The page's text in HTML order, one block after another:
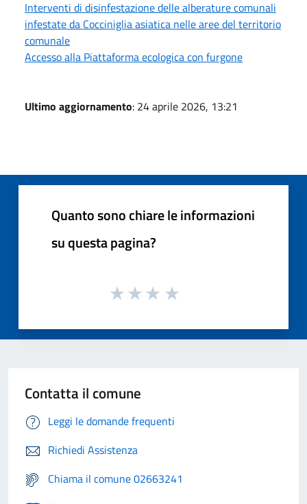
Interventi di disinfestazione delle alberature comunali
infestate da Cocciniglia asiatica nelle aree del territorio
comunale
Accesso alla Piattaforma ecologica con furgone
Ultimo aggiornamento: 24 aprile 2026, 13:21
Quanto sono chiare le informazioni
su questa pagina?
Contatta il comune
Leggi le domande frequenti
Richiedi Assistenza
Chiama il comune 02663241